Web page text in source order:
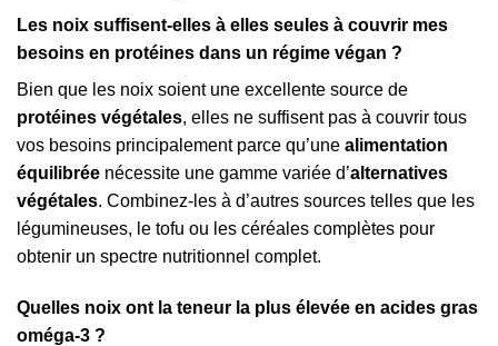
Les noix suffisent-elles à elles seules à couvrir mes
besoins en protéines dans un régime végan ?
Bien que les noix soient une excellente source de
protéines végétales, elles ne suffisent pas à couvrir tous
vos besoins principalement parce qu’une alimentation
équilibrée nécessite une gamme variée d’alternatives
végétales. Combinez-les à d’autres sources telles que les
légumineuses, le tofu ou les céréales complètes pour
obtenir un spectre nutritionnel complet.
Quelles noix ont la teneur la plus élevée en acides gras
oméga-3 ?